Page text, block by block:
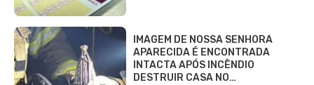
IMAGEM DE NOSSA SENHORA
APARECIDA É ENCONTRADA
INTACTA APÓS INCÊNDIO
DESTRUIR CASA NO…